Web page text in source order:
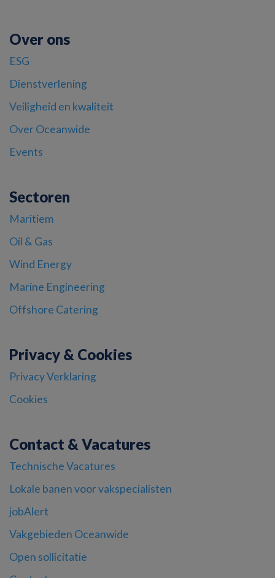
Over ons
ESG
Dienstverlening
Veiligheid en kwaliteit
Over Oceanwide
Events
Sectoren
Maritiem
Oil & Gas
Wind Energy
Marine Engineering
Offshore Catering
Privacy & Cookies
Privacy Verklaring
Cookies
Contact & Vacatures
Technische Vacatures
Lokale banen voor vakspecialisten
jobAlert
Vakgebieden Oceanwide
Open sollicitatie